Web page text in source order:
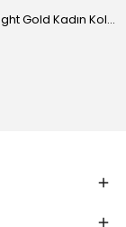
Amor Midnight Gold Kadın Kol Saati